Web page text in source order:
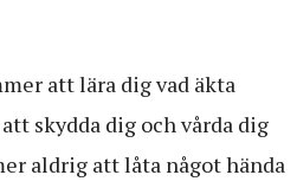
att lära dig vad äkta
skydda dig och vårda dig
aldrig att låta något hända